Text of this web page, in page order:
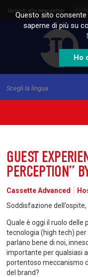
Skip to content
Iscriviti alla newsletter
Scegli la lingua
GUEST
PERCEPTION”
Cassette Advanced
Soddisfazione
Quale è oggi il ruolo delle
tecnologia (high tech)
parlano bene di noi,
importante per qualsiasi
portentoso meccanismo
del brand?
Questo sito consente
saperne di più su
Ho